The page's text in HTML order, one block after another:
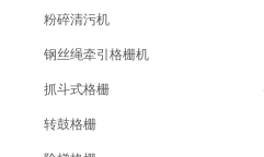
粉碎清污机
钢丝绳牵引格栅机
抓斗式格栅
转鼓格栅